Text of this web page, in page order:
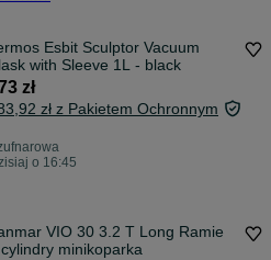
Esbit Sculptor Vacuum
with Sleeve 1L - black
zł
zł z Pakietem Ochronnym
o 16:45
VIO 30 3.2 T Long Ramie
minikoparka